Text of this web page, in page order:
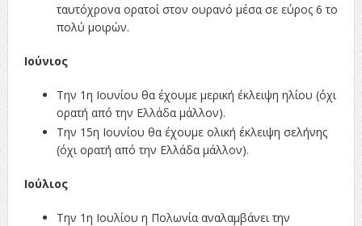
ταυτόχρονα ορατοί στον ουρανό μέσα σε εύρος 6 το
πολύ μοιρών.
Ιούνιος
Την 1η Ιουνίου θα έχουμε μερική έκλειψη ηλίου (όχι
ορατή από την Ελλάδα μάλλον).
Την 15η Ιουνίου θα έχουμε ολική έκλειψη σελήνης
(όχι ορατή από την Ελλάδα μάλλον).
Ιούλιος
Την 1η Ιουλίου η Πολωνία αναλαμβάνει την